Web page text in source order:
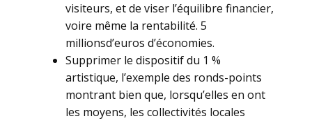
visiteurs, et de viser l’équilibre financier,
voire même la rentabilité. 5
millionsd’euros d’économies.
Supprimer le dispositif du 1 %
artistique, l’exemple des ronds-points
montrant bien que, lorsqu’elles en ont
les moyens, les collectivités locales